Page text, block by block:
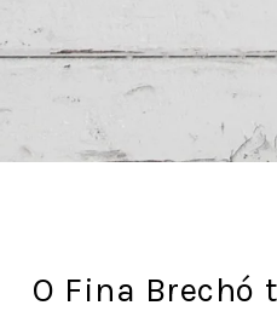
O Fina Brechó